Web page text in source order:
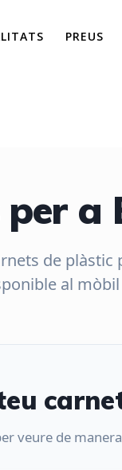
PREUS
a
de plàstic
al
veure de